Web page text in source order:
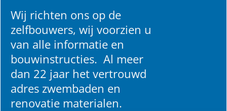
Wij richten ons op de
zelfbouwers, wij voorzien u
van alle informatie en
bouwinstructies. Al meer
dan 22 jaar het vertrouwd
adres zwembaden en
renovatie materialen.